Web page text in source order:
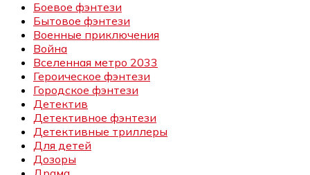
Боевое фэнтези
Бытовое фэнтези
Военные приключения
Война
Вселенная метро 2033
Героическое фэнтези
Городское фэнтези
Детектив
Детективное фэнтези
Детективные триллеры
Для детей
Дозоры